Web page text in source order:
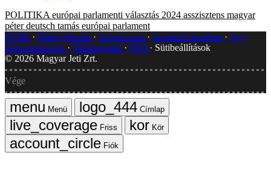
POLITIKA európai parlamenti választás 2024 asszisztens magyar
péter deutsch tamás európai parlament
GYIK
Hibát jelentek Impresszum Javítások kezelése
Jogi
dokumentumok
Médiaajánlat RSS
Sütibeállítások
© 2026 Magyar Jeti Zrt.
Vége
Menü
Címlap
Friss
Kör
Fiók